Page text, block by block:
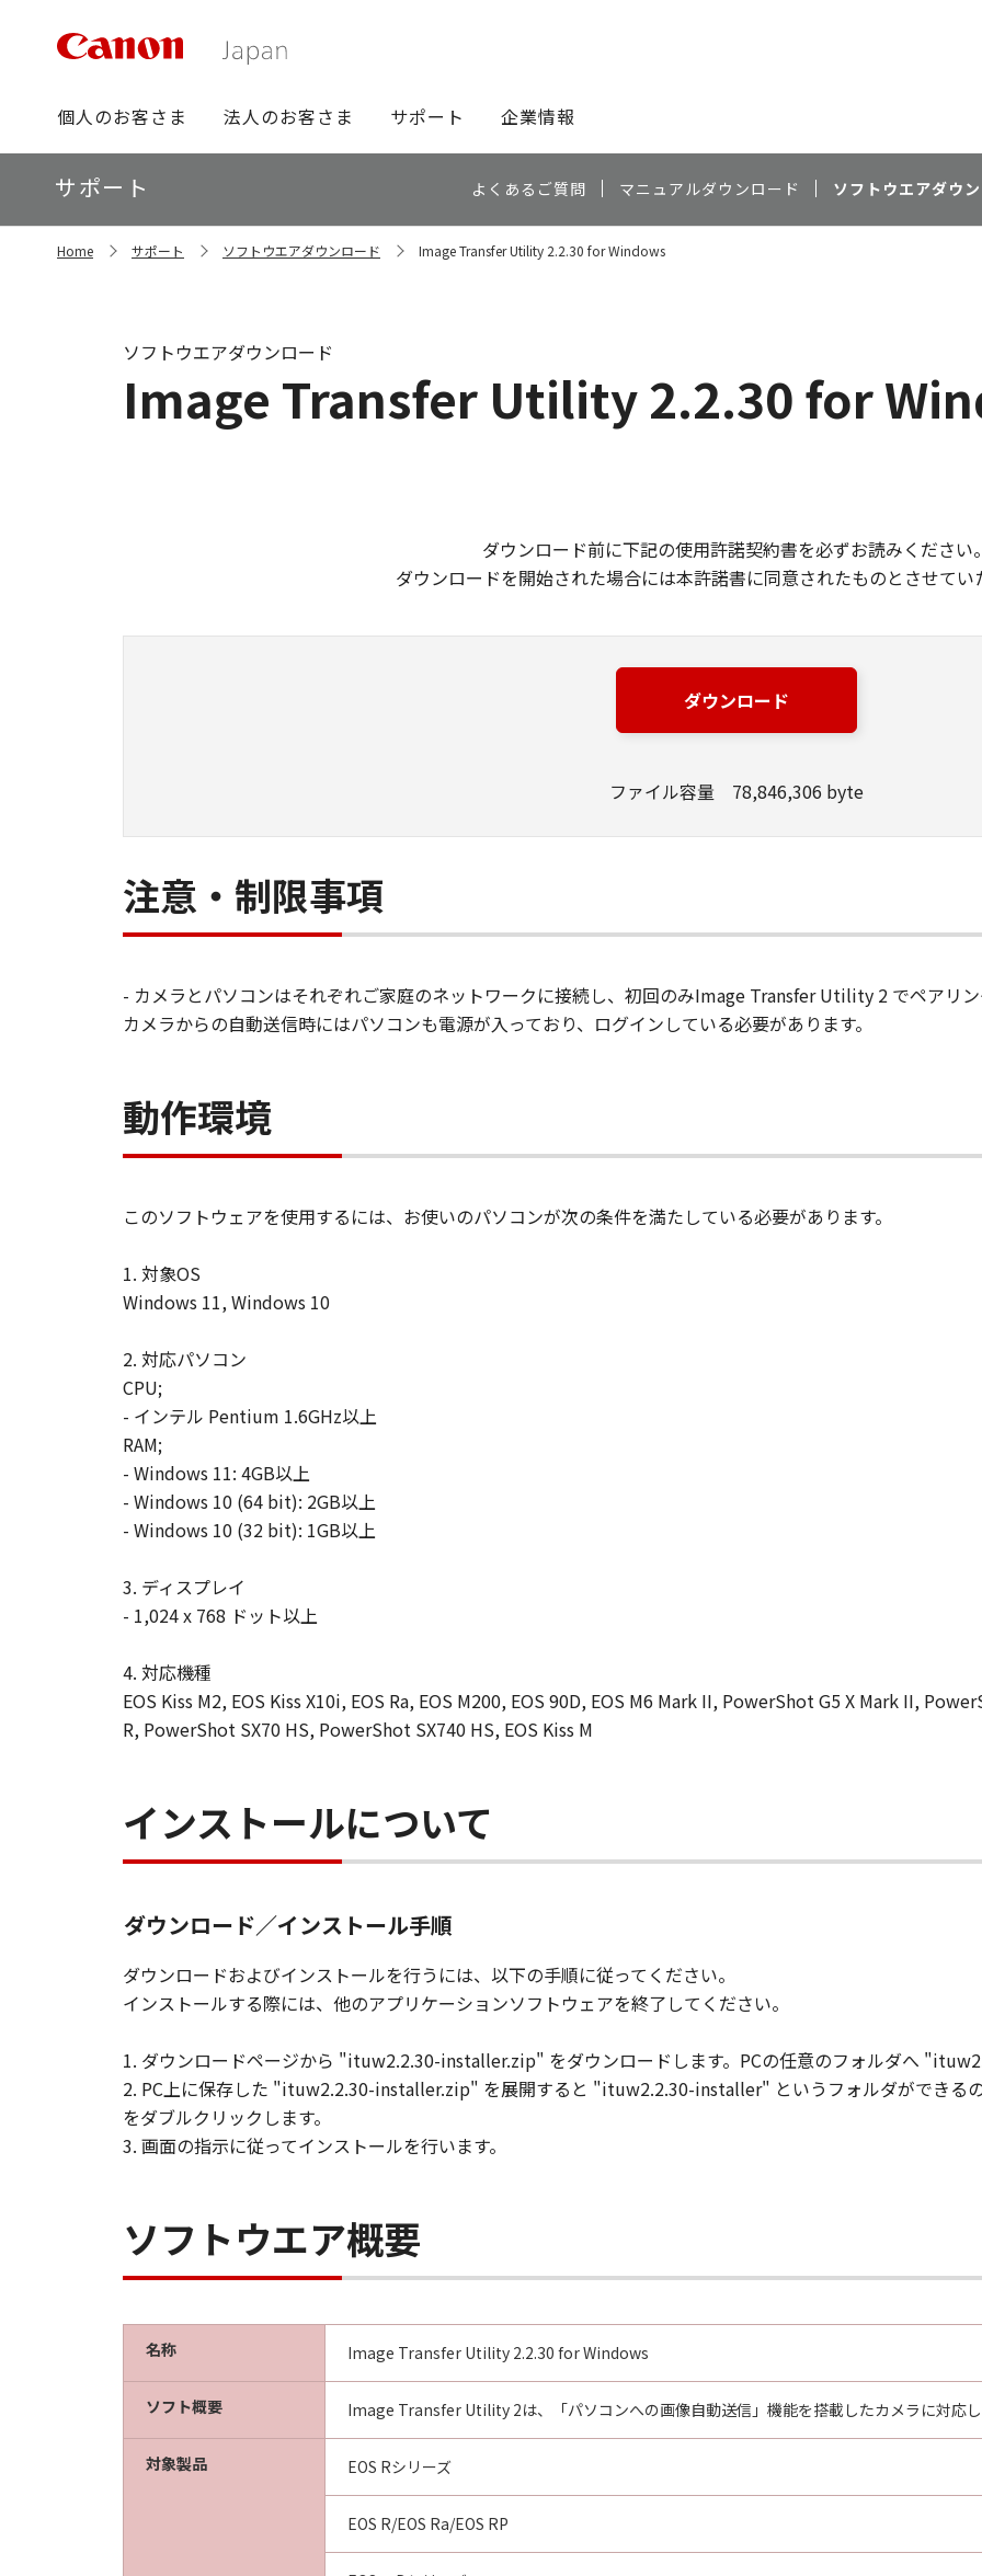
グ
ロ
ー
バ
ビ
個人のお客さま 法人のお客さま サポート 企業情報
ロ
ー
カ
ル
サポート よくあるご質問 マニュアルダウンロード ソフトウエアダウ
Home サポート ソフトウエアダウンロード Image Transfer Utility 2.2.30 for Windows
Image Transfer Utility 2.2.30 for
ソフトウエアダウンロード
ダウンロード前に下記の使用許諾契約書を必ずお読みください。
ダウンロードを開始された場合には本許諾書に同意されたものとさせてい
ダウンロード
ファイル容量 78,846,306 byte
注意・制限事項
- カメラとパソコンはそれぞれご家庭のネットワークに接続し、初回のみImage Transfer Utility 2 でペアリン
カメラからの自動送信時にはパソコンも電源が入っており、ログインしている必要があります。
動作環境
このソフトウェアを使用するには、お使いのパソコンが次の条件を満たしている必要があります。
1. 対象OS
Windows 11, Windows 10
2. 対応パソコン
CPU;
- インテル Pentium 1.6GHz以上
RAM;
- Windows 11: 4GB以上
- Windows 10 (64 bit): 2GB以上
- Windows 10 (32 bit): 1GB以上
3. ディスプレイ
- 1,024 x 768 ドット以上
4. 対応機種
EOS Kiss M2, EOS Kiss X10i, EOS Ra, EOS M200, EOS 90D, EOS M6 Mark II, PowerShot G5 X Mark II,
R, PowerShot SX70 HS, PowerShot SX740 HS, EOS Kiss M
インストールについて
ダウンロード／インストール手順
ダウンロードおよびインストールを行うには、以下の手順に従ってください。
インストールする際には、他のアプリケーションソフトウェアを終了してください。
1. ダウンロードページから "ituw2.2.30-installer.zip" をダウンロードします。PCの任意のフォルダへ
2. PC上に保存した "ituw2.2.30-installer.zip" を展開すると "ituw2.2.30-installer" というフォルダができる
をダブルクリックします。
3. 画面の指示に従ってインストールを行います。
ソフトウエア概要
名称 Image Transfer Utility 2.2.30 for Windows
ソフト概要 Image Transfer Utility 2は、「パソコンへの画像自動送信」機能を搭載したカメラに対応し
対象製品 EOS Rシリーズ
EOS R/EOS Ra/EOS RP